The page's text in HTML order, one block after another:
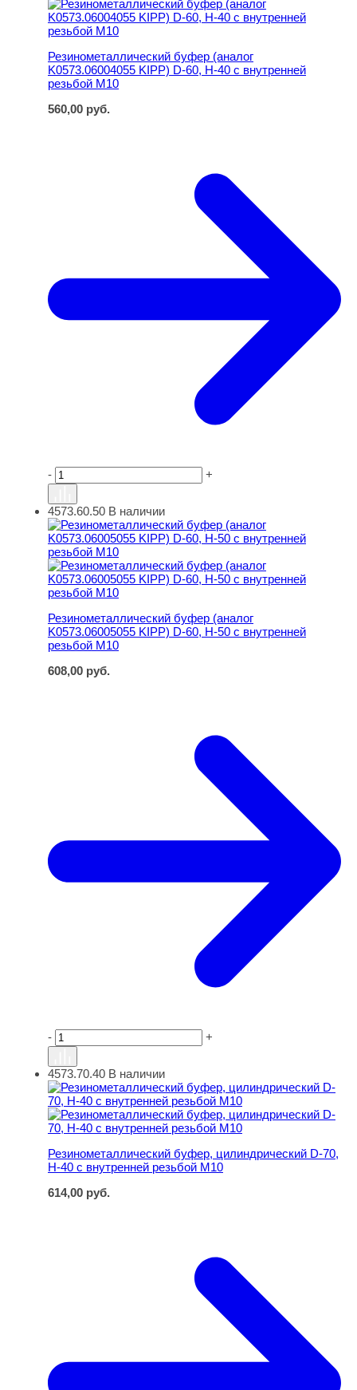
Резинометаллический буфер (аналог
K0573.06004055 KIPP) D-60, H-40 с внутренней
резьбой M10
560,00 руб.
- +
Резинометаллический буфер (аналог K0573.06005055
4573.60.50 В наличии
Резинометаллический буфер (аналог
K0573.06005055 KIPP) D-60, H-50 с внутренней
резьбой M10
608,00 руб.
- +
Резинометаллический буфер, цилиндрический D-70,
4573.70.40 В наличии
Резинометаллический буфер, цилиндрический D-70,
H-40 с внутренней резьбой M10
614,00 руб.